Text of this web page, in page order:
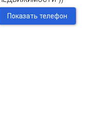
Показать телефон